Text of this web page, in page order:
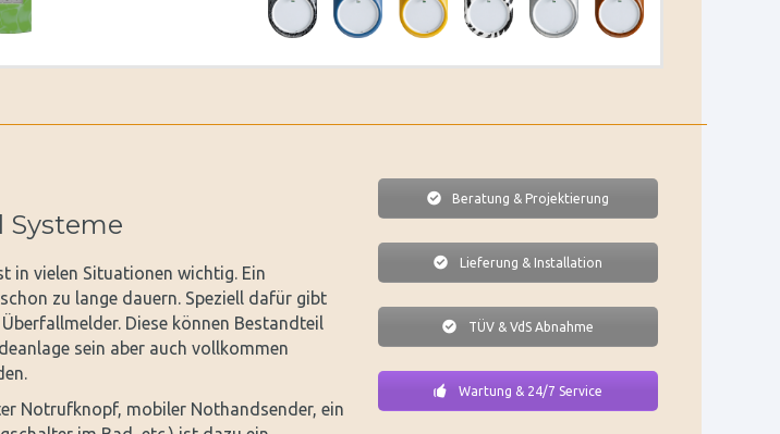
Systeme
in vielen Situationen wichtig. Ein
zu lange dauern. Speziell dafür gibt
Diese können Bestandteil
sein aber auch vollkommen
Notrufknopf, mobiler Nothandsender, ein
Beratung & Projektierung
Lieferung & Installation
TÜV & VdS Abnahme
Wartung & 24/7 Service